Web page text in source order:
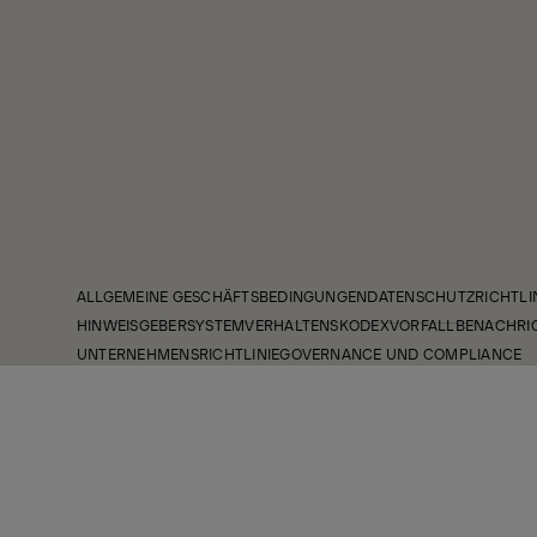
ALLGEMEINE GESCHÄFTSBEDINGUNGEN
HINWEISGEBERSYSTEMVERHALTENSKODEX
UNTERNEHMENSRICHTLINIEGOVERNANCE UND COMPLIANCE